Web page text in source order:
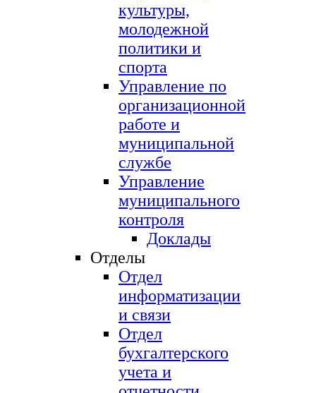
культуры,
молодежной
политики и
спорта
Управление по
организационной
работе и
муниципальной
службе
Управление
муниципального
контроля
Доклады
Отделы
Отдел
информатизации
и связи
Отдел
бухгалтерского
учета и